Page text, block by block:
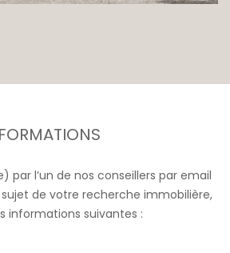
par l’un de nos conseillers par email
de votre recherche immobilière,
informations suivantes :